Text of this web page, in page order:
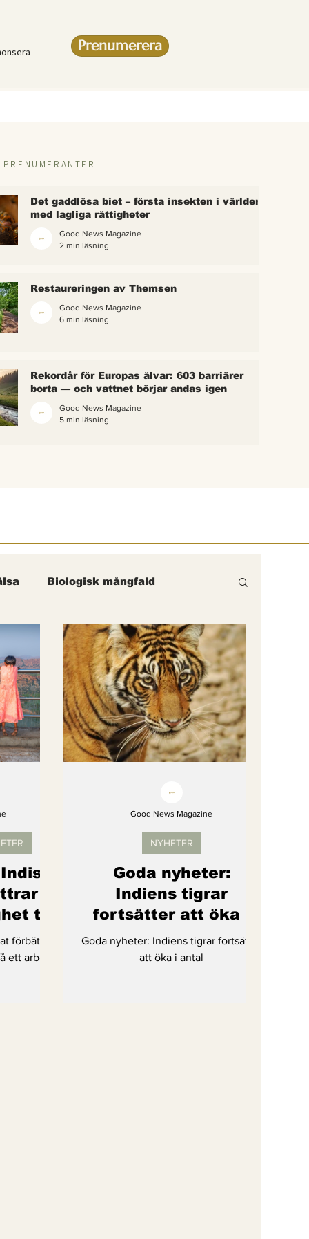
Prenumerera
–
i
gick
Det gaddlösa biet – första insekten i världen
med lagliga rättigheter
Good News Magazine
2 min läsning
Restaureringen av Themsen
Good News Magazine
6 min läsning
Rekordår för Europas älvar: 603 barriärer
borta — och vattnet börjar andas igen
Good News Magazine
5 min läsning
Biologisk mångfald
Artikel Barns rättigheter
återhämtar sig
till
förbättrar
ett arbete
Goda nyheter:
Indiens tigrar
fortsätter att öka i
antal
Goda nyheter: Indiens tigrar fortsätter
att öka i antal
NYHETER
Good News Magazine